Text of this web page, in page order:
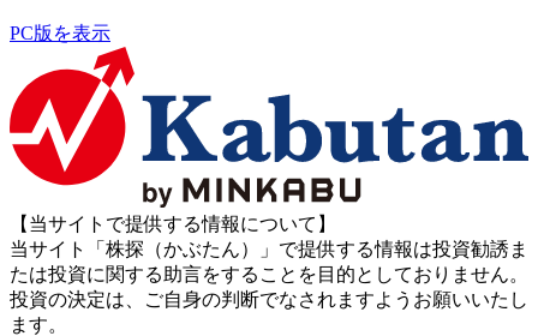
PC版を表示
【当サイトで提供する情報について】
当サイト「株探（かぶたん）」で提供する情報は投資勧誘ま
たは投資に関する助言をすることを目的としておりません。
投資の決定は、ご自身の判断でなされますようお願いいたし
ます。